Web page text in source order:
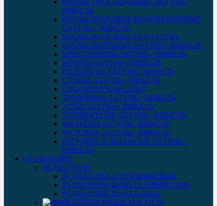
НИКЕЛЬ
КРАНЫ ШАРОВЫЕ ВОДОРАЗБОРНЫЕ
ЛАТУНЬ / НИКЕЛЬ
КРАНЫ ШАРОВЫЕ ГАЗ ЛАТУНЬ
КРАНЫ ШАРОВЫЕ ЛАТУНЬ / НИКЕЛЬ
КРЕСТОВИНЫ ЛАТУНЬ / НИКЕЛЬ
МУФТЫ ЛАТУНЬ / НИКЕЛЬ
ПЕРЕХОДЫ ЛАТУНЬ / НИКЕЛЬ
СГОНЫ ЛАТУНЬ / НИКЕЛЬ
СОЕДИНИТЕЛИ GEBO
ТРОЙНИКИ ЛАТУНЬ / НИКЕЛЬ
УГЛЫ ЛАТУНЬ / НИКЕЛЬ
УДЛИНИТЕЛИ ЛАТУНЬ / НИКЕЛЬ
ФИЛЬТРЫ ЛАТУНЬ / НИКЕЛЬ
ФУТОРКИ ЛАТУНЬ / НИКЕЛЬ
ШТУЦЕРА К ШЛАНГАМ ЛАТУНЬ /
НИКЕЛЬ
ОТОПЛЕНИЕ
РАДИАТОРЫ
РАДИАТОРЫ АЛЮМИНИЕВЫЕ
РАДИАТОРЫ БИМЕТАЛЛИЧЕСКИЕ
РАДИАТОРЫ ПАНЕЛЬНЫЕ